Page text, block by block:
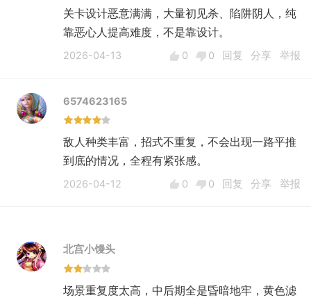
关卡设计恶意满满，大量初见杀、陷阱阴人，纯
靠恶心人提高难度，不是靠设计。
2026-04-13 0 0 回复 分享 举报
6574623165
敌人种类丰富，招式不重复，不会出现一路平推
到底的情况，全程有紧张感。
2026-04-12 0 0 回复 分享 举报
北宫小馒头
场景重复度太高，中后期全是昏暗地牢，黄色滤